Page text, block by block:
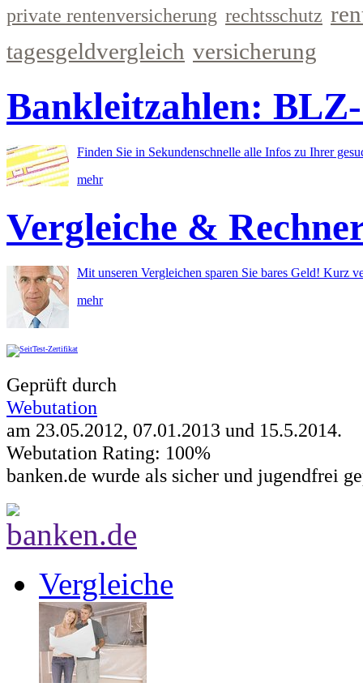
private rentenversicherung rechtsschutz
tagesgeldvergleich versicherung
Bankleitzahlen: BLZ-
Finden Sie in Sekundenschnelle alle Infos zu Ihrer
mehr
Vergleiche &
Mit unseren Vergleichen sparen Sie bares Geld! Kurz
mehr
Geprüft durch
Webutation
am 23.05.2012, 07.01.2013 und 15.5.2014.
Webutation Rating: 100%
banken.de wurde als sicher und jugendfrei
Vergleiche